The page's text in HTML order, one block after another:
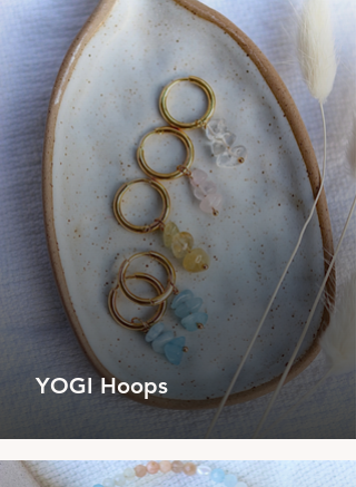
YOGI Hoops